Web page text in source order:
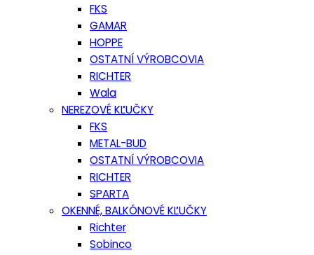
FKS
GAMAR
HOPPE
OSTATNÍ VÝROBCOVIA
RICHTER
Wala
NEREZOVÉ KĽUČKY
FKS
METAL-BUD
OSTATNÍ VÝROBCOVIA
RICHTER
SPARTA
OKENNÉ, BALKÓNOVÉ KĽUČKY
Richter
Sobinco